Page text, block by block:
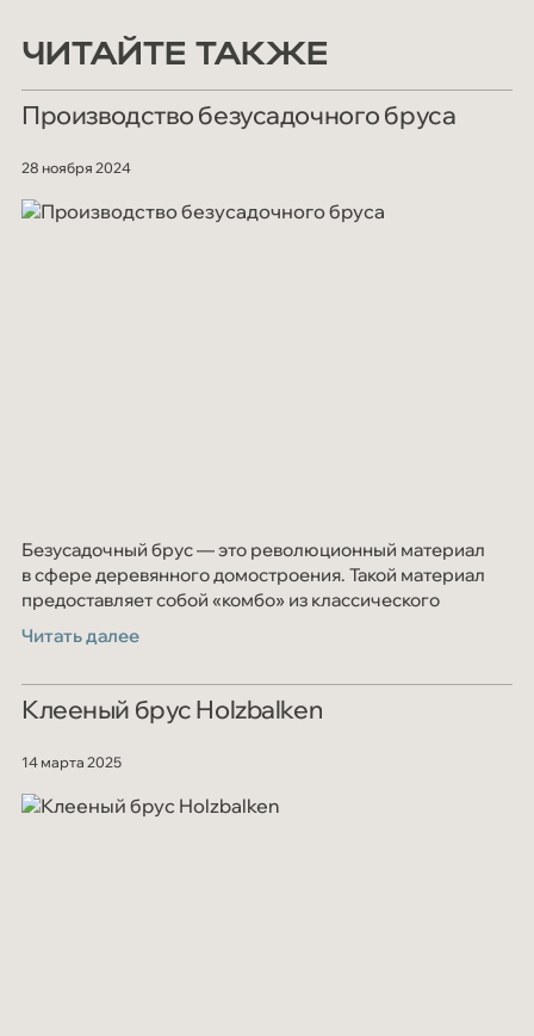
ЧИТАЙТЕ ТАКЖЕ
Производство безусадочного бруса
28 ноября 2024
Безусадочный брус — это революционный материал
в сфере деревянного домостроения. Такой материал
предоставляет собой «комбо» из классического
клеёного бруса и дополнительных ламелей
Читать далее
Клееный брус Holzbalken
14 марта 2025